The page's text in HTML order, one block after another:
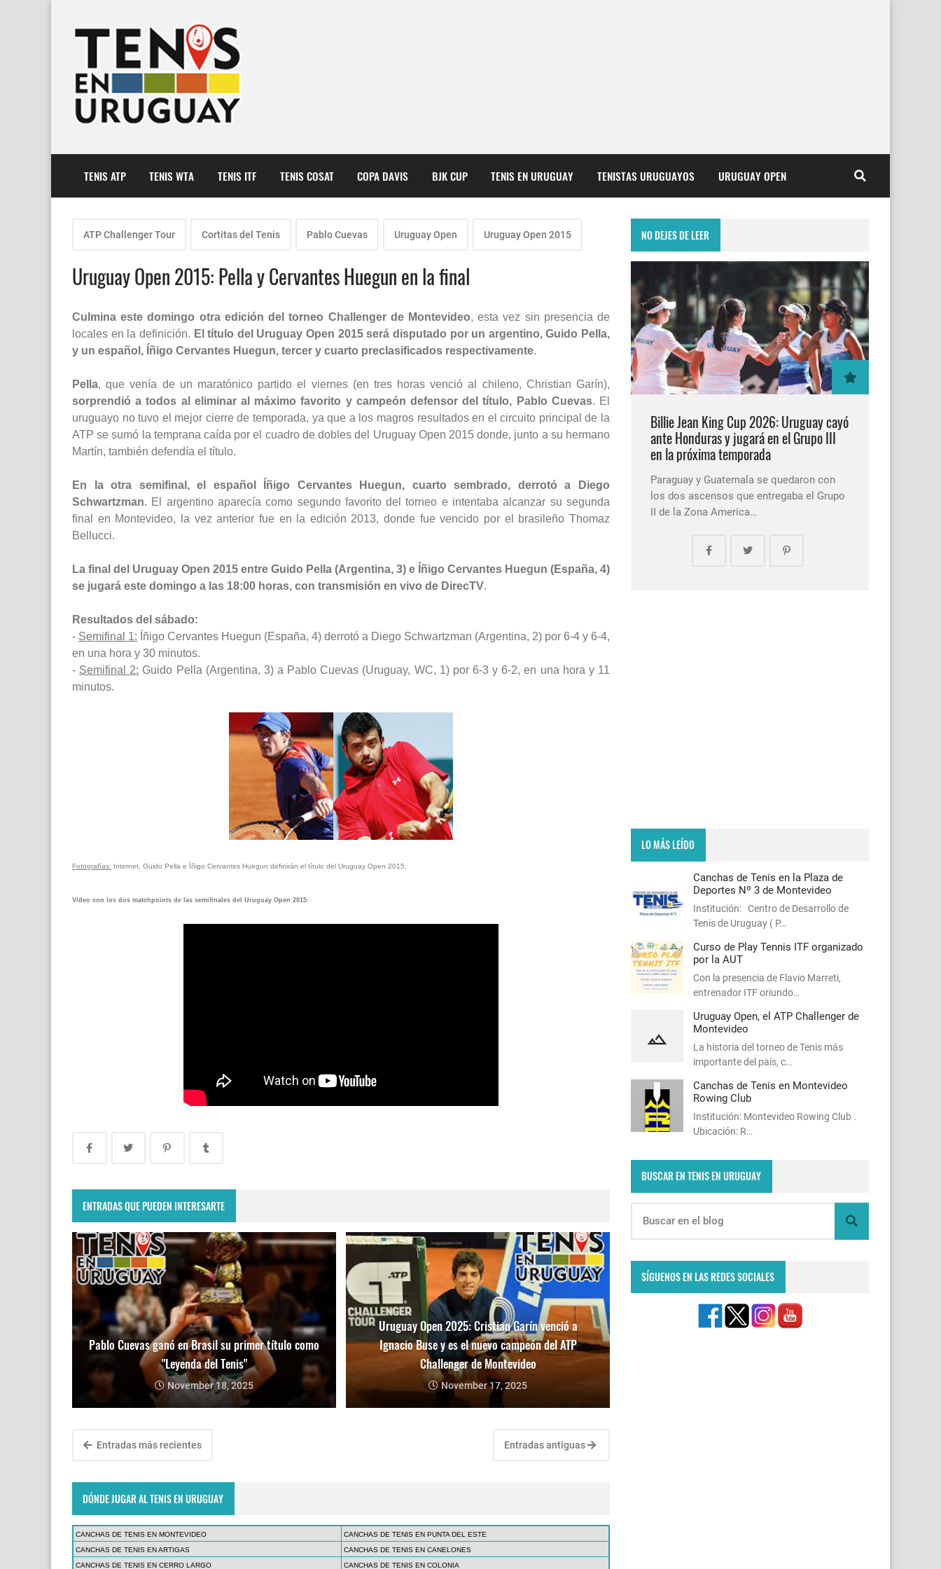
TENIS ATP TENIS WTA TENIS ITF TENIS COSAT COPA DAVIS BJK CUP TENIS EN URUGUAY TENISTAS URUGUAYOS URUGUAY OPEN
ATP Challenger Tour Cortitas del Tenis Pablo Cuevas Uruguay Open Uruguay Open 2015
Uruguay Open 2015: Pella y Cervantes Huegun en la final
Culmina este domingo otra edición del torneo Challenger de Montevideo, esta vez sin presencia de
locales en la definición. El título del Uruguay Open 2015 será disputado por un argentino, Guido Pella,
y un español, Íñigo Cervantes Huegun, tercer y cuarto preclasificados respectivamente.
Pella, que venía de un maratónico partido el viernes (en tres horas venció al chileno, Christian Garín),
sorprendió a todos al eliminar al máximo favorito y campeón defensor del título, Pablo Cuevas. El
uruguayo no tuvo el mejor cierre de temporada, ya que a los magros resultados en el circuito principal de la
ATP se sumó la temprana caída por el cuadro de dobles del Uruguay Open 2015 donde, junto a su hermano
Martín, también defendía el título.
En la otra semifinal, el español Íñigo Cervantes Huegun, cuarto sembrado, derrotó a Diego
Schwartzman. El argentino aparecía como segundo favorito del torneo e intentaba alcanzar su segunda
final en Montevideo, la vez anterior fue en la edición 2013, donde fue vencido por el brasileño Thomaz
Bellucci.
La final del Uruguay Open 2015 entre Guido Pella (Argentina, 3) e Íñigo Cervantes Huegun (España, 4)
se jugará este domingo a las 18:00 horas, con transmisión en vivo de DirecTV.
Resultados del sábado:
- Semifinal 1: Íñigo Cervantes Huegun (España, 4) derrotó a Diego Schwartzman (Argentina, 2) por 6-4 y 6-4,
en una hora y 30 minutos.
- Semifinal 2: Guido Pella (Argentina, 3) a Pablo Cuevas (Uruguay, WC, 1) por 6-3 y 6-2, en una hora y 11
minutos.
Fotografías: Internet. Guido Pella e Íñigo Cervantes Huegun definirán el título del Uruguay Open 2015.
Video con los dos matchpoints de las semifinales del Uruguay Open 2015:
ENTRADAS QUE PUEDEN INTERESARTE
Pablo Cuevas ganó en Brasil su primer título como
"Leyenda del Tenis"
November 18, 2025
Uruguay Open 2025: Cristian Garín venció a
Ignacio Buse y es el nuevo campeón del ATP
Challenger de Montevideo
November 17, 2025
Entradas más recientes Entradas antiguas
DÓNDE JUGAR AL TENIS EN URUGUAY
CANCHAS DE TENIS EN MONTEVIDEO
CANCHAS DE TENIS EN PUNTA DEL ESTE
CANCHAS DE TENIS EN ARTIGAS
CANCHAS DE TENIS EN CANELONES
CANCHAS DE TENIS EN CERRO LARGO
CANCHAS DE TENIS EN COLONIA
NO DEJES DE LEER
Billie Jean King Cup 2026: Uruguay cayó
ante Honduras y jugará en el Grupo III
en la próxima temporada
Paraguay y Guatemala se quedaron con
los dos ascensos que entregaba el Grupo
II de la Zona America…
LO MÁS LEÍDO
Canchas de Tenis en la Plaza de
Deportes Nº 3 de Montevideo
Institución: Centro de Desarrollo de
Tenis de Uruguay ( P…
Curso de Play Tennis ITF organizado
por la AUT
Con la presencia de Flavio Marreti,
entrenador ITF oriundo…
Uruguay Open, el ATP Challenger de
Montevideo
La historia del torneo de Tenis más
importante del país, c…
Canchas de Tenis en Montevideo
Rowing Club
Institución: Montevideo Rowing Club .
Ubicación: R…
BUSCAR EN TENIS EN URUGUAY
SÍGUENOS EN LAS REDES SOCIALES